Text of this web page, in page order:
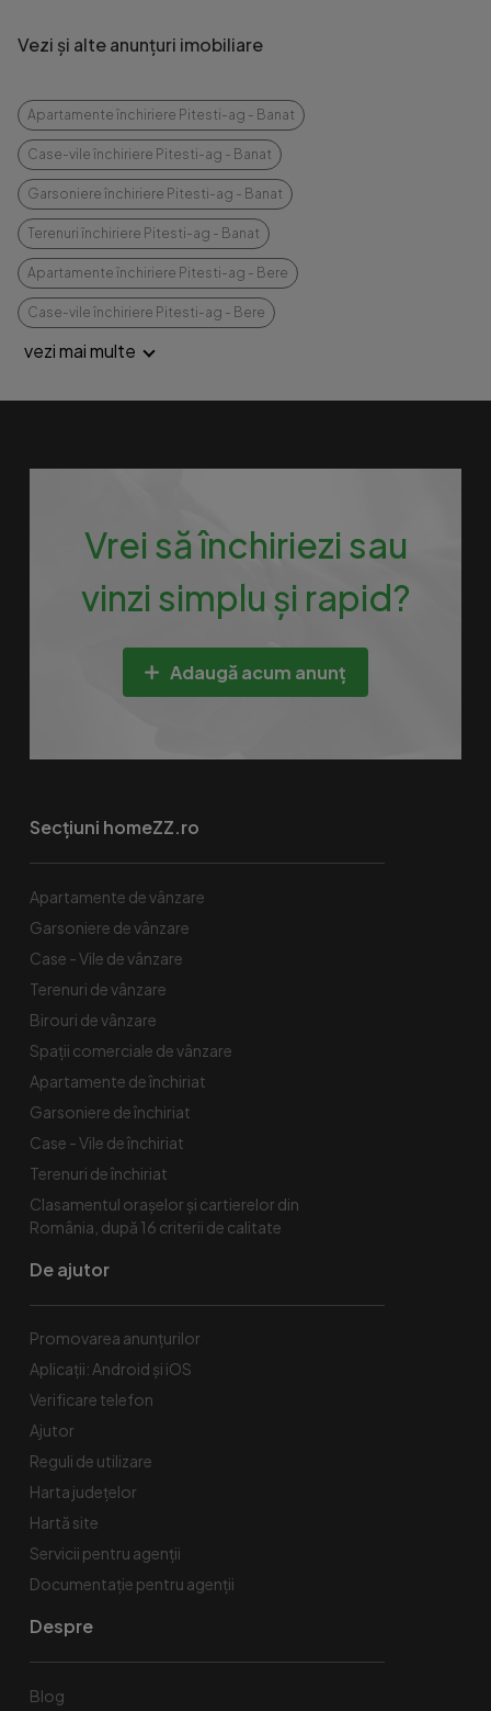
Vezi și alte anunțuri imobiliare
Apartamente închiriere Pitesti-ag - Banat
Case-vile închiriere Pitesti-ag - Banat
Garsoniere închiriere Pitesti-ag - Banat
Terenuri închiriere Pitesti-ag - Banat
Apartamente închiriere Pitesti-ag - Bere
Case-vile închiriere Pitesti-ag - Bere
vezi mai multe
Vrei să închiriezi sau
vinzi simplu și rapid?
Adaugă acum anunț
Secțiuni homeZZ.ro
Apartamente de vânzare
Garsoniere de vânzare
Case - Vile de vânzare
Terenuri de vânzare
Birouri de vânzare
Spaţii comerciale de vânzare
Apartamente de închiriat
Garsoniere de închiriat
Case - Vile de închiriat
Terenuri de închiriat
Clasamentul orașelor și cartierelor din
România, după 16 criterii de calitate
De ajutor
Promovarea anunțurilor
Aplicații: Android și iOS
Verificare telefon
Ajutor
Reguli de utilizare
Harta județelor
Hartă site
Servicii pentru agenții
Documentație pentru agenții
Despre
Blog